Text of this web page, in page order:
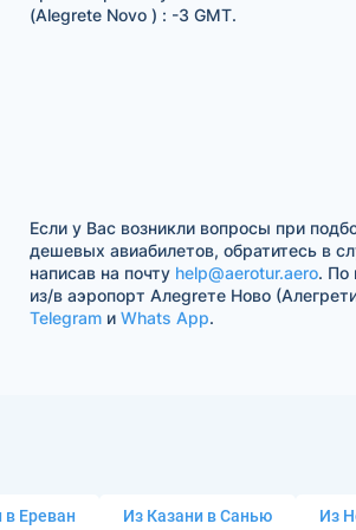
(Alegrete Novo ) : -3 GMT.
Если у Вас возникли вопросы при
дешевых авиабилетов, обратитесь в
написав на почту help@aerotur.aero. По
из/в аэропорт Алеgreте Ново
Telegramи Whats App.
в Ереван Из Казани в Санью Из